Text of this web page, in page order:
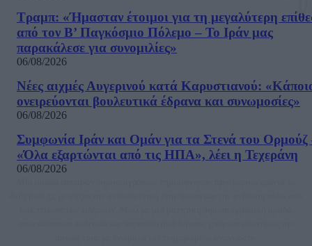
Τραμπ: «Ήμασταν έτοιμοι για τη μεγαλύτερη
από τον Β’ Παγκόσμιο Πόλεμο – Το Ιράν μας
παρακάλεσε για συνομιλίες»
06/08/2026
Νέες αιχμές Αυγερινού κατά Καρυστιανού:
ονειρεύονται βουλευτικά έδρανα και συνωμοσίες»
06/08/2026
Συμφωνία Ιράν και Ομάν για τα Στενά του Ορμούζ
«Όλα εξαρτώνται από τις ΗΠΑ», λέει η Τεχεράνη
06/08/2026